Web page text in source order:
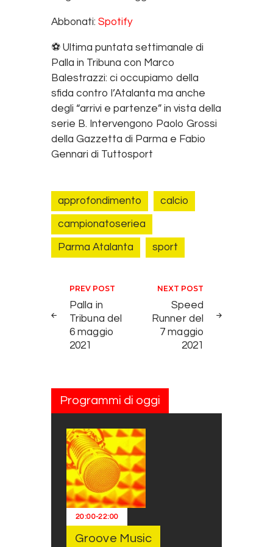
RSS FEED
Abbonati: Spotify
⚽️ Ultima puntata settimanale di
Palla in Tribuna con Marco
Balestrazzi: ci occupiamo della
sfida contro l’Atalanta ma anche
degli “arrivi e partenze” in vista della
serie B. Intervengono Paolo Grossi
della Gazzetta di Parma e Fabio
Gennari di Tuttosport
approfondimento calcio
campionatoseriea
Parma Atalanta sport
Navigazione articoli
PREV POST
Palla in
Tribuna del
6 maggio
2021
NEXT POST
Speed
Runner del
7 maggio
2021
Programmi di oggi
20:00-22:00
Groove Music